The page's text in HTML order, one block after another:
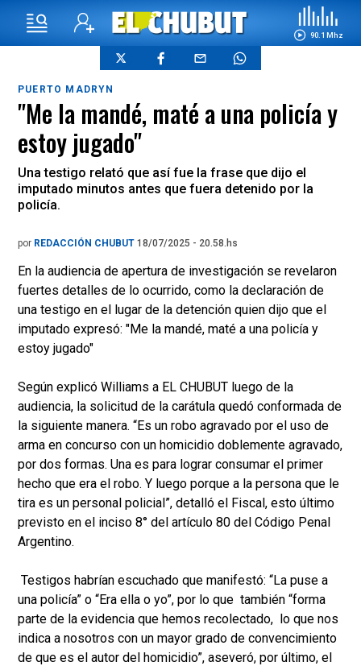
90.1 Mhz
PUERTO MADRYN
"Me la mandé, maté a una policía y
estoy jugado"
Una testigo relató que así fue la frase que dijo el
imputado minutos antes que fuera detenido por la
policía.
por REDACCIÓN CHUBUT 18/07/2025 - 20.58.hs
En la audiencia de apertura de investigación se revelaron
fuertes detalles de lo ocurrido, como la declaración de
una testigo en el lugar de la detención quien dijo que el
imputado expresó: "Me la mandé, maté a una policía y
estoy jugado"
Según explicó Williams a EL CHUBUT luego de la
audiencia, la solicitud de la carátula quedó conformada de
la siguiente manera. “Es un robo agravado por el uso de
arma en concurso con un homicidio doblemente agravado,
por dos formas. Una es para lograr consumar el primer
hecho que era el robo. Y luego porque a la persona que le
tira es un personal policial”, detalló el Fiscal, esto último
previsto en el inciso 8° del artículo 80 del Código Penal
Argentino.
Testigos habrían escuchado que manifestó: “La puse a
una policía” o “Era ella o yo”, por lo que también “forma
parte de la evidencia que hemos recolectado, lo que nos
indica a nosotros con un mayor grado de convencimiento
de que es el autor del homicidio”, aseveró, por último, el